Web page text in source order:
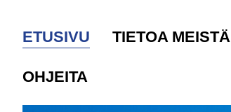
ETUSIVU TIETOA MEISTÄ
OHJEITA